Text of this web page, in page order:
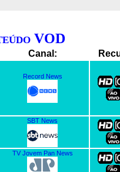
VOD
Canal:
Record News
SBT News
TV Jovem Pan News